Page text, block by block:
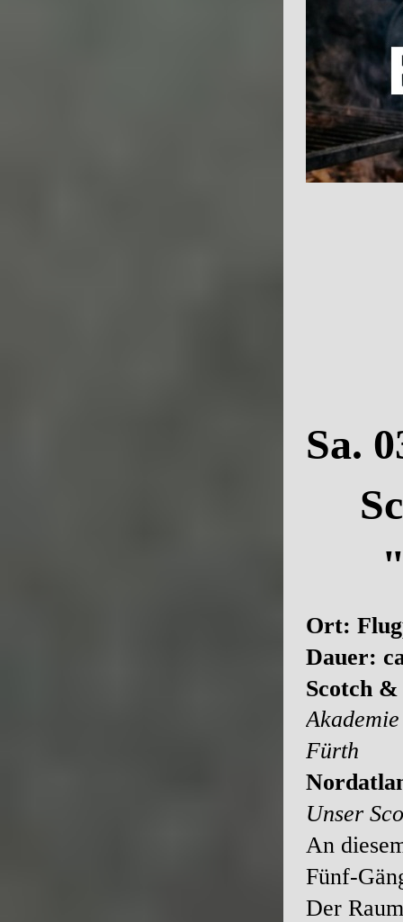
Sa.
"
Ort:
Dauer:
Scotch
Fürth
Unser
An
Fünf-
Der